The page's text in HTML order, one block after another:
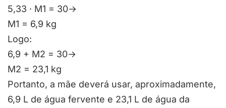
5,33 · M1 = 30→
M1 = 6,9 kg
Logo:
6,9 + M2 = 30→
M2 = 23,1 kg
Portanto, a mãe deverá usar, aproximadamente,
6,9 L de água fervente e 23,1 L de água da